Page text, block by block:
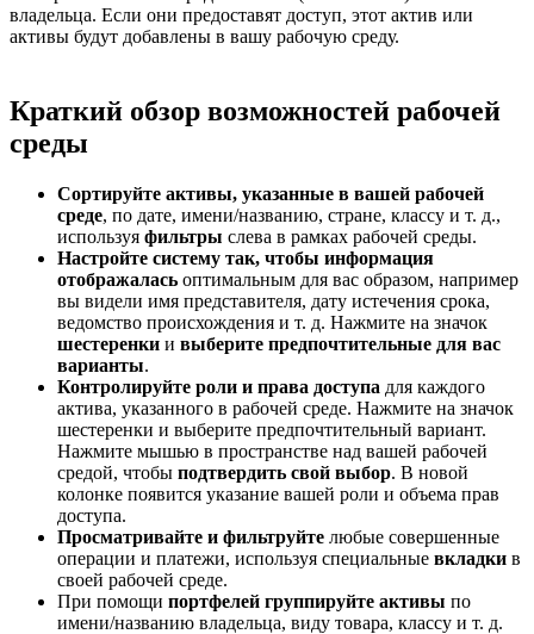
владельца. Если они предоставят доступ, этот актив или
активы будут добавлены в вашу рабочую среду.
Краткий обзор возможностей рабочей
среды
Сортируйте активы, указанные в вашей рабочей
среде, по дате, имени/названию, стране, классу и т. д.,
используя фильтры слева в рамках рабочей среды.
Настройте систему так, чтобы информация
отображалась оптимальным для вас образом, например
вы видели имя представителя, дату истечения срока,
ведомство происхождения и т. д. Нажмите на значок
шестеренки и выберите предпочтительные для вас
варианты.
Контролируйте роли и права доступа для каждого
актива, указанного в рабочей среде. Нажмите на значок
шестеренки и выберите предпочтительный вариант.
Нажмите мышью в пространстве над вашей рабочей
средой, чтобы подтвердить свой выбор. В новой
колонке появится указание вашей роли и объема прав
доступа.
Просматривайте и фильтруйте любые совершенные
операции и платежи, используя специальные вкладки в
своей рабочей среде.
При помощи портфелей группируйте активы по
имени/названию владельца, виду товара, классу и т. д.